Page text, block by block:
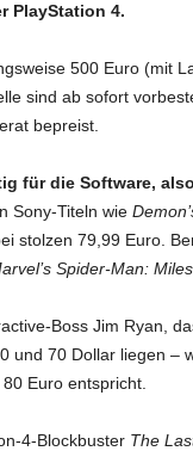
PlayStation 4.
500 Euro (mit
sind ab sofort
bepreist.
für die Software,
Sony-Titeln wie
stolzen 79,99 Euro.
Spider-Man:
Boss Jim Ryan,
und 70 Dollar liegen –
Euro entspricht.
4-Blockbuster The